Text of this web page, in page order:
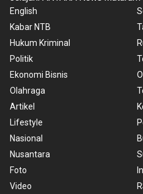
English
Kabar NTB
Hukum Kriminal
Politik
Ekonomi Bisnis
Olahraga
Artikel
Lifestyle
Nasional
Nusantara
Foto
Video